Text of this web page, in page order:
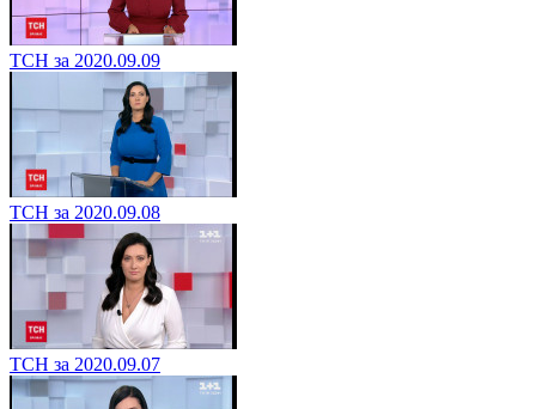
ТСН за 2020.09.09
ТСН за 2020.09.08
ТСН за 2020.09.07